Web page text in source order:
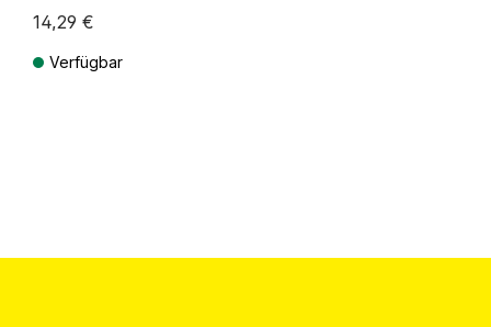
14,29 €
Verfügbar